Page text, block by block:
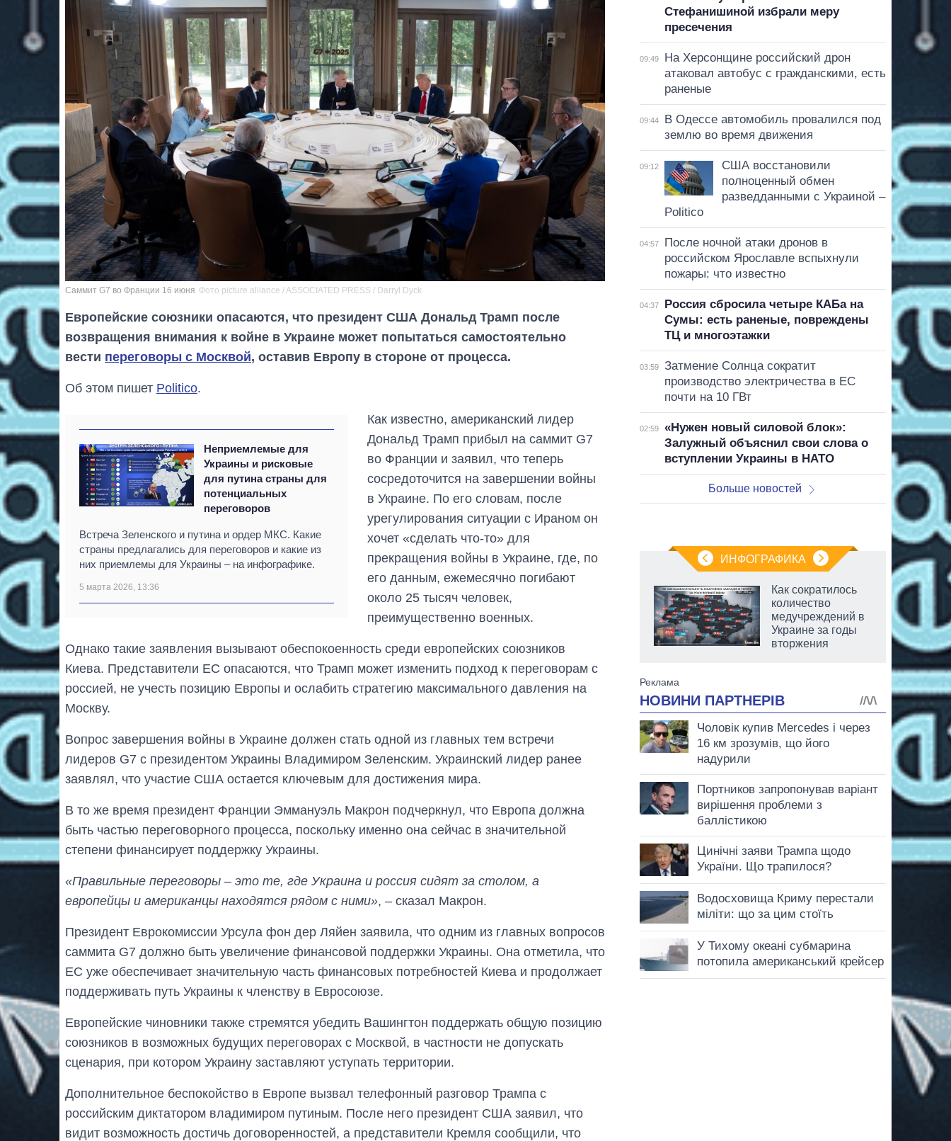
Саммит G7 во Франции 16 июня Фото picture alliance / ASSOCIATED PRESS / Darryl Dyck
Европейские союзники опасаются, что президент США Дональд Трамп после
возвращения внимания к войне в Украине может попытаться самостоятельно
вести переговоры с Москвой, оставив Европу в стороне от процесса.
Об этом пишет Politico.
Неприемлемые для
Украины и рисковые
для путина страны для
потенциальных
переговоров
Встреча Зеленского и путина и ордер МКС. Какие
страны предлагались для переговоров и какие из
них приемлемы для Украины – на инфографике.
5 марта 2026, 13:36
Как известно, американский лидер
Дональд Трамп прибыл на саммит G7
во Франции и заявил, что теперь
сосредоточится на завершении войны
в Украине. По его словам, после
урегулирования ситуации с Ираном он
хочет «сделать что-то» для
прекращения войны в Украине, где, по
его данным, ежемесячно погибают
около 25 тысяч человек,
преимущественно военных.
Однако такие заявления вызывают обеспокоенность среди европейских союзников
Киева. Представители ЕС опасаются, что Трамп может изменить подход к переговорам с
россией, не учесть позицию Европы и ослабить стратегию максимального давления на
Москву.
Вопрос завершения войны в Украине должен стать одной из главных тем встречи
лидеров G7 с президентом Украины Владимиром Зеленским. Украинский лидер ранее
заявлял, что участие США остается ключевым для достижения мира.
В то же время президент Франции Эммануэль Макрон подчеркнул, что Европа должна
быть частью переговорного процесса, поскольку именно она сейчас в значительной
степени финансирует поддержку Украины.
«Правильные переговоры – это те, где Украина и россия сидят за столом, а
европейцы и американцы находятся рядом с ними», – сказал Макрон.
Президент Еврокомиссии Урсула фон дер Ляйен заявила, что одним из главных вопросов
саммита G7 должно быть увеличение финансовой поддержки Украины. Она отметила, что
ЕС уже обеспечивает значительную часть финансовых потребностей Киева и продолжает
поддерживать путь Украины к членству в Евросоюзе.
Европейские чиновники также стремятся убедить Вашингтон поддержать общую позицию
союзников в возможных будущих переговорах с Москвой, в частности не допускать
сценария, при котором Украину заставляют уступать территории.
Дополнительное беспокойство в Европе вызвал телефонный разговор Трампа с
российским диктатором владимиром путиным. После него президент США заявил, что
видит возможность достичь договоренностей, а представители Кремля сообщили, что
Стефанишиной избрали меру
пресечения
09:49
На Херсонщине российский дрон
атаковал автобус с гражданскими, есть
раненые
09:44
В Одессе автомобиль провалился под
землю во время движения
09:12
США восстановили
полноценный обмен
разведданными с Украиной –
Politico
04:57
После ночной атаки дронов в
российском Ярославле вспыхнули
пожары: что известно
04:37
Россия сбросила четыре КАБа на
Сумы: есть раненые, повреждены
ТЦ и многоэтажки
03:59
Затмение Солнца сократит
производство электричества в ЕС
почти на 10 ГВт
02:59
«Нужен новый силовой блок»:
Залужный объяснил свои слова о
вступлении Украины в НАТО
Больше новостей
ИНФОГРАФИКА
стоят и
OpenAI и Anthropic
Как сократилось
количество
медучреждений в
Украине за годы
вторжения